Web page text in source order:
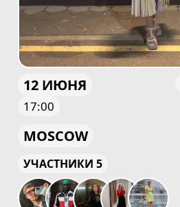
12 ИЮНЯ
17:00
MOSCOW
УЧАСТНИКИ 5